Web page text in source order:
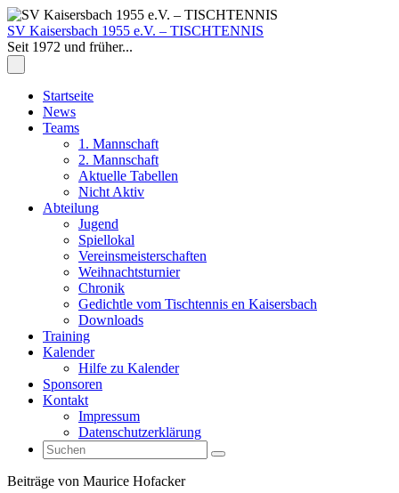
Zum
Inhalt
springen
SV Kaisersbach 1955 e.V. – TISCHTENNIS
Seit 1972 und früher...
Zum
Inhalt
springen
Startseite
News
Teams
1. Mannschaft
2. Mannschaft
Aktuelle Tabellen
Nicht Aktiv
Abteilung
Jugend
Spiellokal
Vereinsmeisterschaften
Weihnachtsturnier
Chronik
Gedichtle vom Tischtennis en Kaisersbach
Downloads
Training
Kalender
Hilfe zu Kalender
Sponsoren
Kontakt
Impressum
Datenschutzerklärung
Suchen
nach:
Suchen
Start
Beiträge von Maurice Hofacker